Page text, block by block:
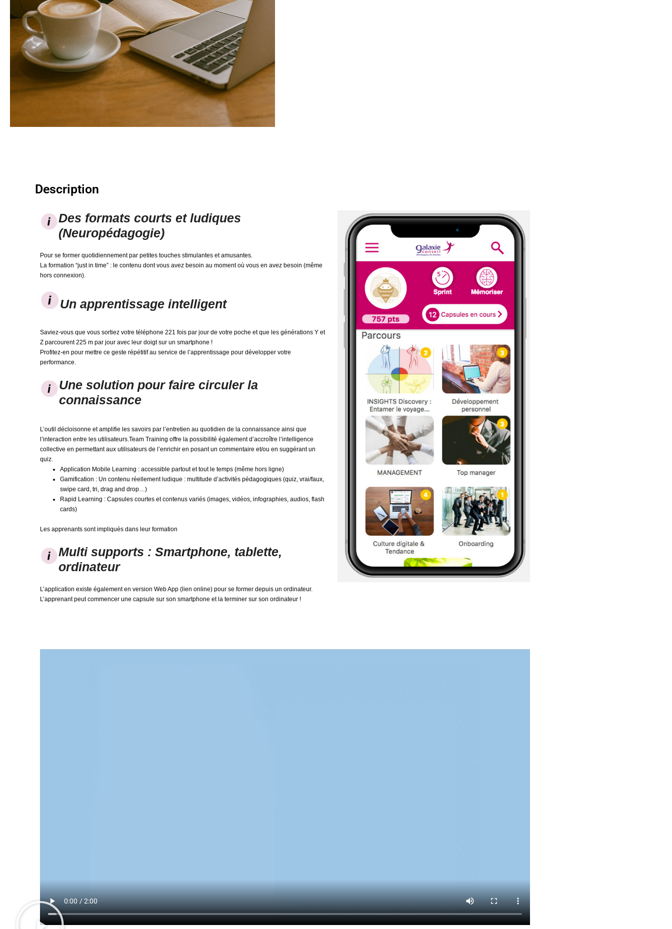
Description
Des formats courts et ludiques
(Neuropédagogie)
Pour se former quotidiennement par petites touches stimulantes et amusantes.
La formation “just in time” : le contenu dont vous avez besoin au moment où vous en avez besoin (même
hors connexion).
Un apprentissage intelligent
Saviez-vous que vous sortiez votre téléphone 221 fois par jour de votre poche et que les générations Y et
Z parcourent 225 m par jour avec leur doigt sur un smartphone !
Profitez-en pour mettre ce geste répétitif au service de l’apprentissage pour développer votre
performance.
Une solution pour faire circuler la
connaissance
L’outil décloisonne et amplifie les savoirs par l’entretien au quotidien de la connaissance ainsi que
l’interaction entre les utilisateurs.Team Training offre la possibilité également d’accroître l’intelligence
collective en permettant aux utilisateurs de l’enrichir en posant un commentaire et/ou en suggérant un
quiz.
Application Mobile Learning : accessible partout et tout le temps (même hors ligne)
Gamification : Un contenu réellement ludique : multitude d’activités pédagogiques (quiz, vrai/faux,
swipe card, tri, drag and drop…)
Rapid Learning : Capsules courtes et contenus variés (images, vidéos, infographies, audios, flash
cards)
Les apprenants sont impliqués dans leur formation
Multi supports : Smartphone, tablette,
ordinateur
L’application existe également en version Web App (lien online) pour se former depuis un ordinateur.
L’apprenant peut commencer une capsule sur son smartphone et la terminer sur son ordinateur !